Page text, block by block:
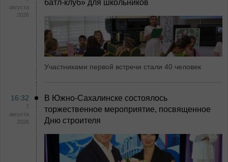
августа
2026
батл-клуб» для школьников
Участниками первой встречи стали 40 человек
16:32
7
августа
2026
В Южно-Сахалинске состоялось
торжественное мероприятие, посвященное
Дню строителя